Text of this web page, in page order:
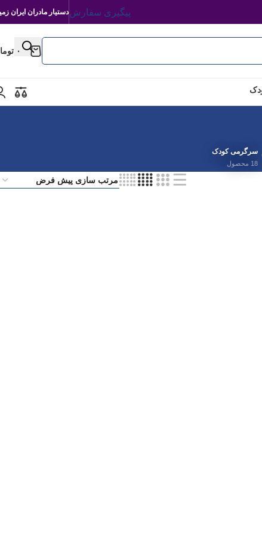
پیگیری سفارشدستیار مادران ایران
۰
سرگرمی کودک
18 محصول